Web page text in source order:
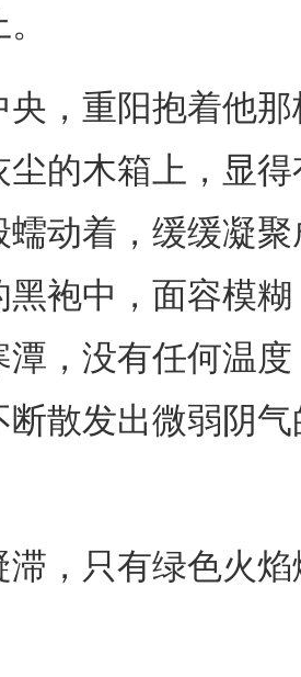
重阳抱着他那
尘的木箱上，显
蠕动着，缓缓凝
黑袍中，面容模
潭，没有任何温
断散发出微弱阴
只有绿色火焰